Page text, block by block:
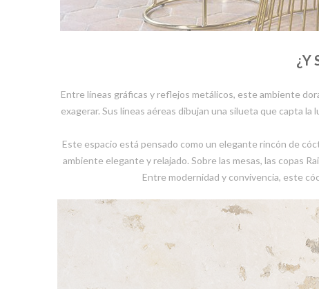
¿Y
Entre líneas gráficas y reflejos metálicos, este ambiente
exagerar. Sus líneas aéreas dibujan una silueta que capta
Este espacio está pensado como un elegante rincón de
ambiente elegante y relajado. Sobre las mesas, las copas
Entre modernidad y convivencia, este